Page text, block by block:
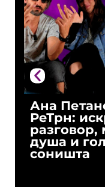
Ана
РеТрн:
разговор,
душа и
соништа